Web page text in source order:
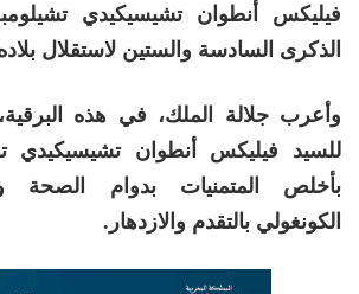
فيليكس أنطوان تشيسيكيدي
الذكرى السادسة والستين لاستقلال
وأعرب جلالة الملك، في هذه
للسيد فيليكس أنطوان تشيسيكيدي
بأخلص المتمنيات بدوام الصحة
الكونغولي بالتقدم والازدهار.